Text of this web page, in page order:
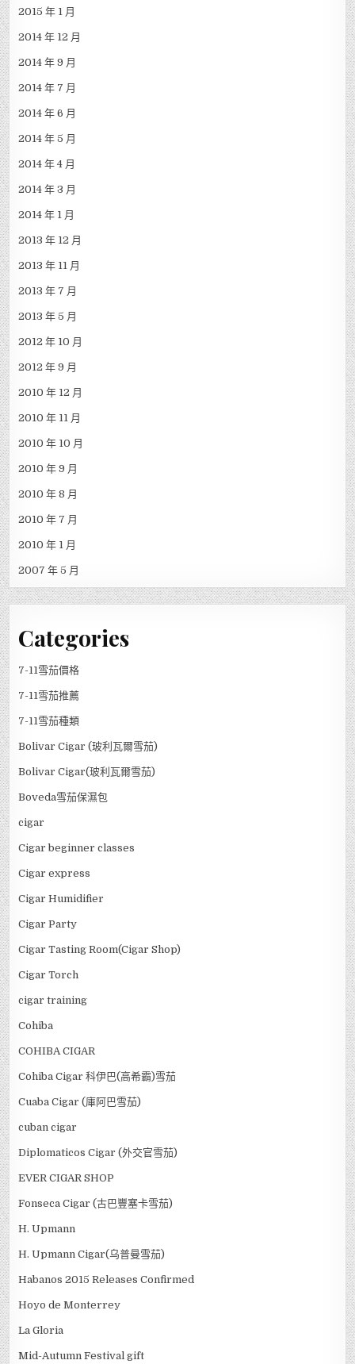
2015 年 1 月
2014 年 12 月
2014 年 9 月
2014 年 7 月
2014 年 6 月
2014 年 5 月
2014 年 4 月
2014 年 3 月
2014 年 1 月
2013 年 12 月
2013 年 11 月
2013 年 7 月
2013 年 5 月
2012 年 10 月
2012 年 9 月
2010 年 12 月
2010 年 11 月
2010 年 10 月
2010 年 9 月
2010 年 8 月
2010 年 7 月
2010 年 1 月
2007 年 5 月
Categories
7-11雪茄價格
7-11雪茄推薦
7-11雪茄種類
Bolivar Cigar (玻利瓦爾雪茄)
Bolivar Cigar(玻利瓦爾雪茄)
Boveda雪茄保濕包
cigar
Cigar beginner classes
Cigar express
Cigar Humidifier
Cigar Party
Cigar Tasting Room(Cigar Shop)
Cigar Torch
cigar training
Cohiba
COHIBA CIGAR
Cohiba Cigar 科伊巴(高希霸)雪茄
Cuaba Cigar (庫阿巴雪茄)
cuban cigar
Diplomaticos Cigar (外交官雪茄)
EVER CIGAR SHOP
Fonseca Cigar (古巴豐塞卡雪茄)
H. Upmann
H. Upmann Cigar(乌普曼雪茄)
Habanos 2015 Releases Confirmed
Hoyo de Monterrey
La Gloria
Mid-Autumn Festival gift